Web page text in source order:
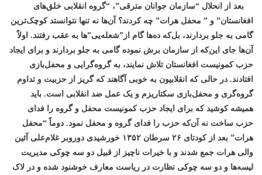
بعد از انحلال “سازمان جوانان مترقی”، “گروه انقلابی خلق‌های
افغانستان” و ” محفل هرات” چه کردند؟ آن‌ها نه تنها نتوانستد کوچک‌ترین
گامی به جلو بردارند، بل‌که ده‌ها گام از”شعله‌یی”ها به عقب رفتند. اولا‌ً
آن‌ها جای این‌که از سازمان برش نموده گامی به جلو بردارند و برای ایجاد
حزب کمونیست افغانستان تلاش نمایند، به گروه‌‌گرایی و محفل‌بازی
افتادند. در حالی که انقلابیون به خوبی آگاهند که گریز از حزبیت و تداوم
گروه‌گری و محفل‌بازی سکتاریزم و یک عمل ضد انقلابی است. باید
همیشه کوشید که برای ایجاد حزب کمونیست محفل و گروه را فدای
حزب ساخت نه آن‌که حزب را فدای گروه و محفل نمود. دوما‌ً “محفل
هرات” بعد از کودتای ۲۶ سرطان ۱۳۵۲ خورشیدی دوروبر غلام‌علی آئین
والی هرات جمع شدند و با خیرات ناچیز از قبیل دو سه چوکی مدیریت
لیسه‌ها و دو سه چوکی نظارت در ریاست معارف خوشنود شده و در لاک